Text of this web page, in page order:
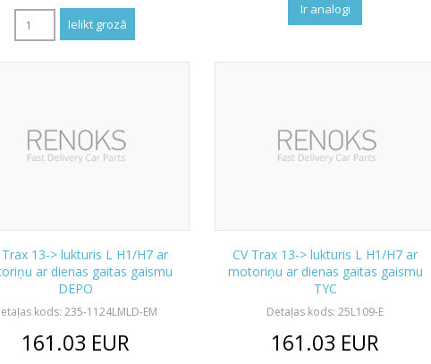
Ir analogi
Trax 13-> lukturis L H1/H7 ar
ar dienas gaitas gaismu
DEPO
kods: 235-1124LMLD-EM
161.03 EUR
CV Trax 13-> lukturis L H1/H7 ar
motoriņu ar dienas gaitas gaismu
TYC
Detaļas kods: 25L109-E
161.03 EUR